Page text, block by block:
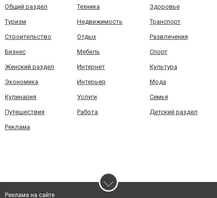
Общий раздел Техника Здоровье
Туризм Недвижимость Транспорт
Строительство Отдых Развлечения
Бизнес Мебель Спорт
Женский раздел Интернет Культура
Экономика Интерьер Мода
Кулинария Услуги Семья
Путешествия Работа Детский раздел
Реклама
Реклама на сайте